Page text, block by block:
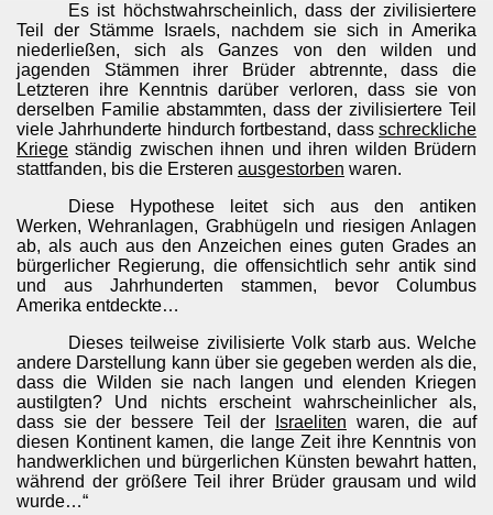
Es ist höchstwahrscheinlich, dass der zivilisiertere
Teil der Stämme Israels, nachdem sie sich in Amerika
niederließen, sich als Ganzes von den wilden und
jagenden Stämmen ihrer Brüder abtrennte, dass die
Letzteren ihre Kenntnis darüber verloren, dass sie von
derselben Familie abstammten, dass der zivilisiertere Teil
viele Jahrhunderte hindurch fortbestand, dass schreckliche
Kriege ständig zwischen ihnen und ihren wilden Brüdern
stattfanden, bis die Ersteren ausgestorben waren.
Diese Hypothese leitet sich aus den antiken
Werken, Wehranlagen, Grabhügeln und riesigen Anlagen
ab, als auch aus den Anzeichen eines guten Grades an
bürgerlicher Regierung, die offensichtlich sehr antik sind
und aus Jahrhunderten stammen, bevor Columbus
Amerika entdeckte…
Dieses teilweise zivilisierte Volk starb aus. Welche
andere Darstellung kann über sie gegeben werden als die,
dass die Wilden sie nach langen und elenden Kriegen
austilgten? Und nichts erscheint wahrscheinlicher als,
dass sie der bessere Teil der
Israeliten waren, die auf
diesen Kontinent kamen, die lange Zeit ihre Kenntnis von
handwerklichen und bürgerlichen Künsten bewahrt hatten,
während der größere Teil ihrer Brüder grausam und wild
wurde…“